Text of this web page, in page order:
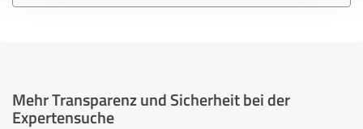
Mehr Transparenz und Sicherheit bei der
Expertensuche